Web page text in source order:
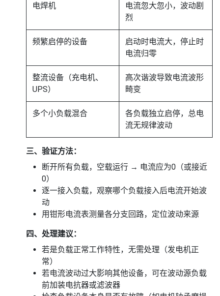
电焊机
电流忽大忽小，波动剧
烈
频繁启停的设备
启动时电流大，停止时
电流归零
整流设备（充电机、
UPS）
高次谐波导致电流波形
畸变
多个小负载混合
各负载独立启停，总电
流无规律波动
三、验证方法：
断开所有负载，空载运行 → 电流应为0（或接近
0）
逐一接入负载，观察哪个负载接入后电流开始波
动
用钳形电流表测量各分支回路，定位波动来源
四、处理建议：
若是负载正常工作特性，无需处理（发电机正
常）
若电流波动过大影响其他设备，可在波动源负载
前加装电抗器或滤波器